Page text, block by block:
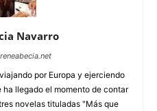
Navarro
por Europa y ejerciendo
llegado el momento de contar
novelas tituladas "Más que